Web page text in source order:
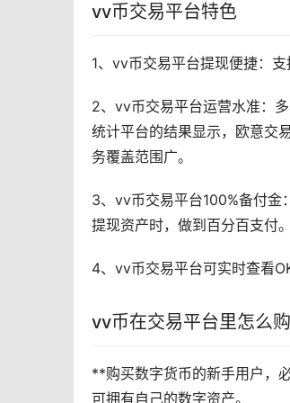
vv币交易平台特色
1、vv币交易平台提现便捷：
2、vv币交易平台运营水准：
统计平台的结果显示，欧意交
务覆盖范围广。
3、vv币交易平台100%备付金
提现资产时，做到百分百支付。
4、vv币交易平台可实时查看
vv币在交易平台里怎么
**购买数字货币的新手用户，
可拥有自己的数字资产。